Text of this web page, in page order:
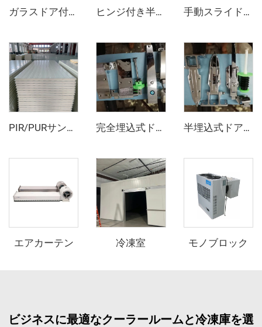
ガラスドア付きディスプレイ冷蔵庫 ヒンジ付き半埋め込みドア 手動スライドドア
PIR/PURサンドイッチパネル 完全埋込式ドアヒンジとドアオープナー 半埋込式ドアヒンジとドアオープナー
エアカーテン 冷凍室 モノブロック
ビジネスに最適なクーラールームと冷凍庫を選